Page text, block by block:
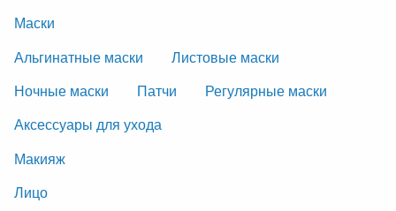
Маски
Альгинатные маски
Листовые маски
Ночные маски
Патчи
Регулярные маски
Аксессуары для ухода
Макияж
Лицо